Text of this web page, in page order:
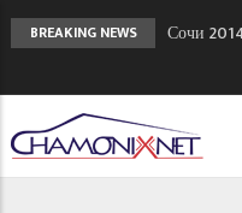
BREAKING NEWS
Сочи
Кол де
вам